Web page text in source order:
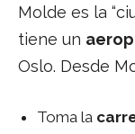
Molde es la
tiene un
Oslo. Desde
Toma la